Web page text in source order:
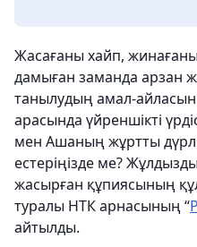
Жасағаны хайп,
дамыған заманда арзан
танылудың амал-
арасында үйреншікті
мен Ашаның жұртты
естеріңізде ме?
жасырған құпиясының
туралы НТК арнасының “
айтылды.